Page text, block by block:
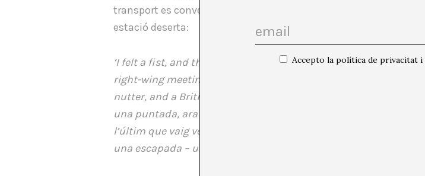
transport es converteix en un lloc de ruptura social, anomia i
estació deserta:
‘I felt a fist, and then a kick, I could now smell their breath.
right-wing meetings… the last thing that I saw, as I lay there on
nutter, and a British Rail poster read “Have an Awayday – a
una puntada, ara podia olorar el seu alè. Feien olor de pubs i
l’últim que vaig veure, mentre jeia al sòl, fou “Jesús Salva”
una escapada – unes vacances barates – fes-ho ara!”)
Accepto la política de privacitat